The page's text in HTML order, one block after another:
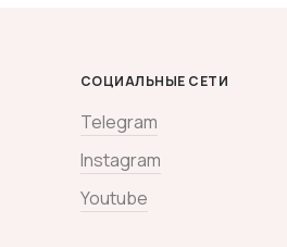
СОЦИАЛЬНЫЕ СЕТИ
Telegram
Instagram
Youtube